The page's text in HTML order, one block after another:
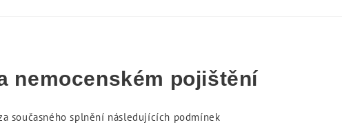
nemocenském pojištění
současného splnění následujících podmínek